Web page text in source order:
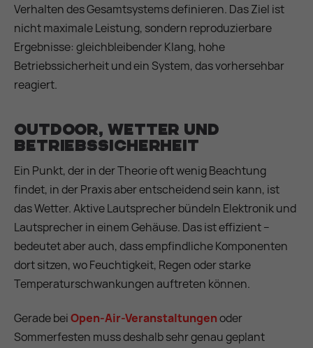
Verhalten des Gesamtsystems definieren. Das Ziel ist
nicht maximale Leistung, sondern reproduzierbare
Ergebnisse: gleichbleibender Klang, hohe
Betriebssicherheit und ein System, das vorhersehbar
reagiert.
Outdoor, Wetter und
Betriebssicherheit
Ein Punkt, der in der Theorie oft wenig Beachtung
findet, in der Praxis aber entscheidend sein kann, ist
das Wetter. Aktive Lautsprecher bündeln Elektronik und
Lautsprecher in einem Gehäuse. Das ist effizient –
bedeutet aber auch, dass empfindliche Komponenten
dort sitzen, wo Feuchtigkeit, Regen oder starke
Temperaturschwankungen auftreten können.
Gerade beiOpen-Air-Veranstaltungenoder
Sommerfesten muss deshalb sehr genau geplant